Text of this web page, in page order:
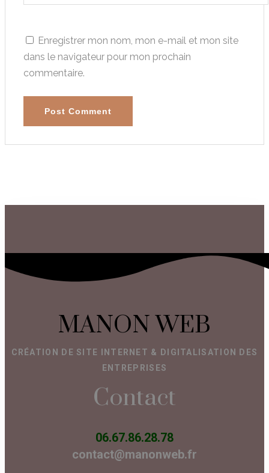
Enregistrer mon nom, mon e-mail et mon site
dans le navigateur pour mon prochain
commentaire.
MANON WEB
CRÉATION DE SITE INTERNET & DIGITALISATION DES
ENTREPRISES
Contact
06.67.86.28.78
contact@manonweb.fr